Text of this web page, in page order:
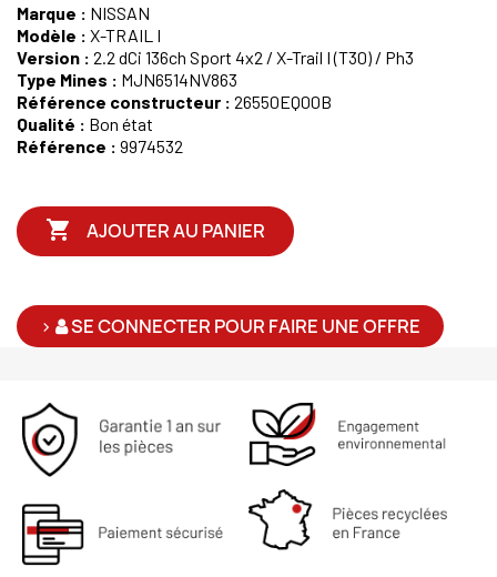
Marque : NISSAN
Modèle : X-TRAIL I
Version : 2.2 dCi 136ch Sport 4x2 / X-Trail I (T30) / Ph3
Type Mines : MJN6514NV863
Référence constructeur : 26550EQ00B
Qualité : Bon état
Référence : 9974532
 AJOUTER AU PANIER
> SE CONNECTER POUR FAIRE UNE OFFRE